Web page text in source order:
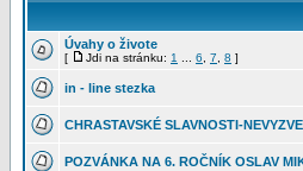
Úvahy o živote
[ Jdi na stránku: 1 6 7 8 ]
in - line stezka
CHRASTAVSKÉ SLAVNOSTI-
POZVÁNKA NA 6. ROČNÍK OSLAV